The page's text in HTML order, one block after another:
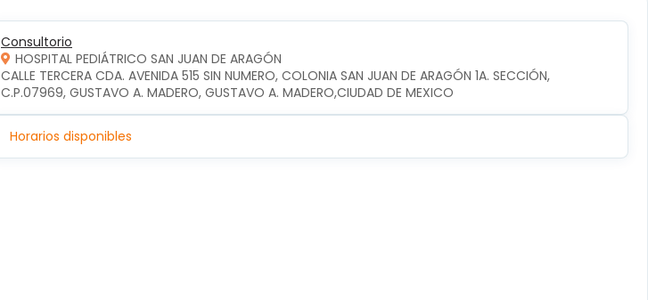
Consultorio
HOSPITAL PEDIÁTRICO SAN JUAN DE ARAGÓN
CALLE TERCERA CDA. AVENIDA 515 SIN NUMERO, COLONIA SAN JUAN DE ARAGÓN 1A. SECCIÓN,
C.P.07969, GUSTAVO A. MADERO, GUSTAVO A. MADERO,CIUDAD DE MEXICO
Horarios disponibles